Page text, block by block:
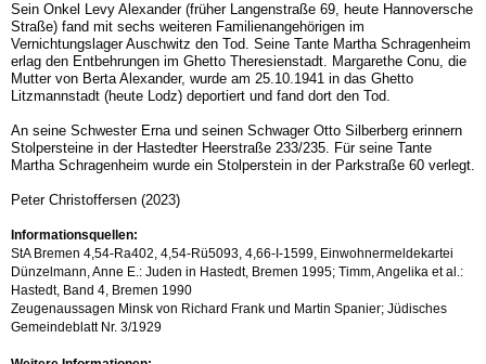
Sein Onkel Levy Alexander (früher Langenstraße 69, heute Hannoversche
Straße) fand mit sechs weiteren Familienangehörigen im
Vernichtungslager Auschwitz den Tod. Seine Tante Martha Schragenheim
erlag den Entbehrungen im Ghetto Theresienstadt. Margarethe Conu, die
Mutter von Berta Alexander, wurde am 25.10.1941 in das Ghetto
Litzmannstadt (heute Lodz) deportiert und fand dort den Tod.
An seine Schwester Erna und seinen Schwager Otto Silberberg erinnern
Stolpersteine in der Hastedter Heerstraße 233/235. Für seine Tante
Martha Schragenheim wurde ein Stolperstein in der Parkstraße 60 verlegt.
Peter Christoffersen (2023)
Informationsquellen:
StA Bremen 4,54-Ra402, 4,54-Rü5093, 4,66-I-1599, Einwohnermeldekartei
Dünzelmann, Anne E.: Juden in Hastedt, Bremen 1995; Timm, Angelika et al.:
Hastedt, Band 4, Bremen 1990
Zeugenaussagen Minsk von Richard Frank und Martin Spanier; Jüdisches
Gemeindeblatt Nr. 3/1929